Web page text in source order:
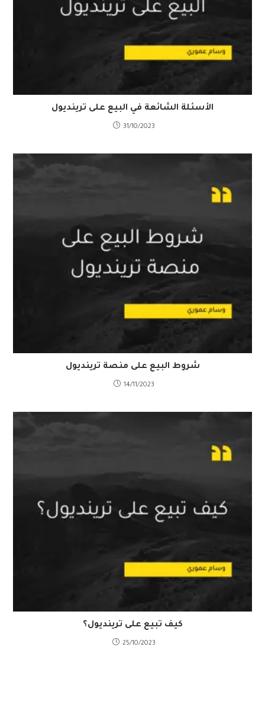
الأسئلة الشائعة في البيع على ترينديول
31/10/2023
شروط البيع على منصة ترينديول
14/11/2023
كيف تبيع على ترينديول؟
25/10/2023